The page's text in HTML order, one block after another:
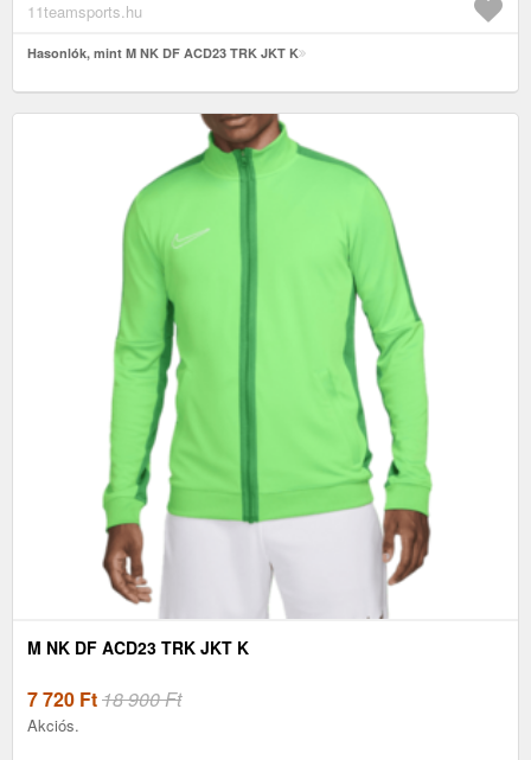
11teamsports.hu
Hasonlók, mint M NK DF ACD23 TRK JKT K
M NK DF ACD23 TRK JKT K
7 720 Ft18 900 Ft
Akciós.